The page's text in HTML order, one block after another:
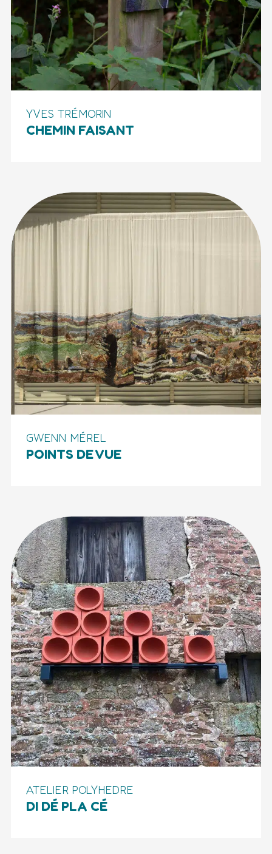
YVES TRÉMORIN
CHEMIN FAISANT
GWENN MÉREL
POINTS DE VUE
ATELIER POLYHEDRE
DI DÉ PLA CÉ